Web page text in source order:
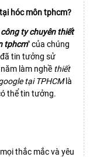
hóc môn tphcm?
ty chuyên thiết
tphcm" của chúng
tin tưởng sử
làm nghề thiết
tại TPHCMlà
thể tin tưởng.
thắc mắc và yêu